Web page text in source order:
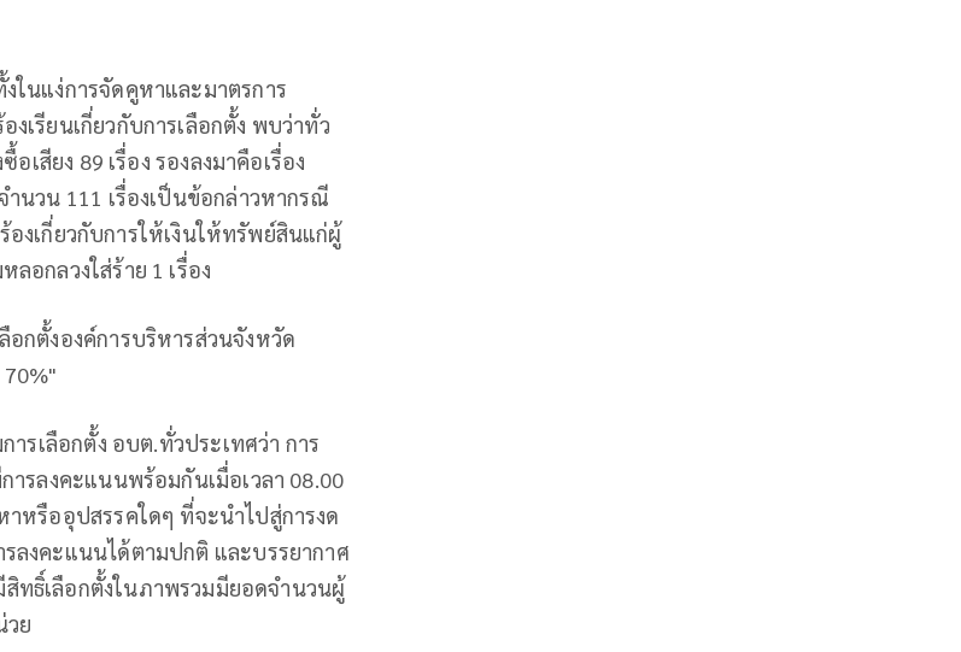
ในแง่การจัดคูหาและมาตรการ
เรียนเกี่ยวกับการเลือกตั้ง พบว่าทั่ว
เสียง 89 เรื่อง รองลงมาคือเรื่อง
นวน 111 เรื่องเป็นข้อกล่าวหากรณี
องเกี่ยวกับการให้เงินให้ทรัพย์สินแก่ผู้
อกลวงใส่ร้าย 1 เรื่อง
อกตั้งองค์การบริหารส่วนจังหวัด
รเลือกตั้ง อบต.ทั่วประเทศว่า การ
ารลงคะแนนพร้อมกันเมื่อเวลา 08.00
หรืออุปสรรคใดๆ ที่จะนำไปสู่การงด
ลงคะแนนได้ตามปกติ และบรรยากาศ
ทธิ์เลือกตั้งในภาพรวมมียอดจำนวนผู้
วย